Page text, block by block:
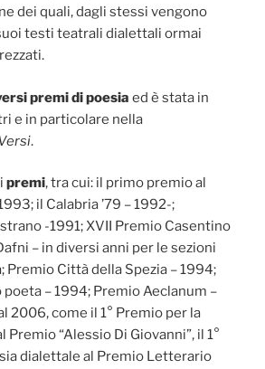
dei quali, dagli stessi vengono
testi teatrali dialettali ormai
premi di poesia ed è stata in
e in particolare nella
.
premi, tra cui: il primo premio al
il Calabria ’79 – 1992-;
-1991; XVII Premio Casentino
– in diversi anni per le sezioni
Premio Città della Spezia – 1994;
poeta – 1994; Premio Aeclanum –
2006, come il 1° Premio per la
“Alessio Di Giovanni”, il 1°
dialettale al Premio Letterario